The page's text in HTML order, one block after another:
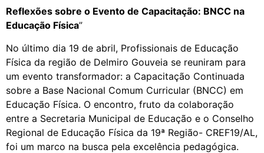
Reflexões sobre o Evento de Capacitação: BNCC na
Educação Física”
No último dia 19 de abril, Profissionais de Educação
Física da região de Delmiro Gouveia se reuniram para
um evento transformador: a Capacitação Continuada
sobre a Base Nacional Comum Curricular (BNCC) em
Educação Física. O encontro, fruto da colaboração
entre a Secretaria Municipal de Educação e o Conselho
Regional de Educação Física da 19ª Região- CREF19/AL,
foi um marco na busca pela excelência pedagógica.